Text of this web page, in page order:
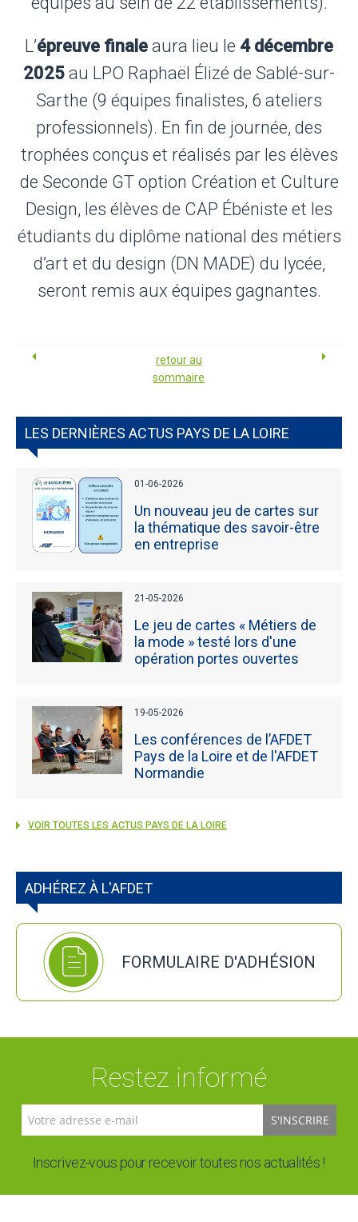
L’épreuve finale aura lieu le 4 décembre
2025 au LPO Raphaël Élizé de Sablé-sur-
Sarthe (9 équipes finalistes, 6 ateliers
professionnels). En fin de journée, des
trophées conçus et réalisés par les élèves
de Seconde GT option Création et Culture
Design, les élèves de CAP Ébéniste et les
étudiants du diplôme national des métiers
d’art et du design (DN MADE) du lycée,
seront remis aux équipes gagnantes.
retour au
sommaire
LES DERNIÈRES ACTUS PAYS DE LA LOIRE
01-06-2026
Un nouveau jeu de cartes sur
la thématique des savoir-être
en entreprise
21-05-2026
Le jeu de cartes « Métiers de
la mode » testé lors d'une
opération portes ouvertes
19-05-2026
Les conférences de l’AFDET
Pays de la Loire et de l'AFDET
Normandie
VOIR TOUTES LES ACTUS PAYS DE LA LOIRE
ADHÉREZ À L'AFDET
FORMULAIRE D'ADHÉSION
Restez informé
S'INSCRIRE
Inscrivez-vous pour recevoir toutes nos actualités !